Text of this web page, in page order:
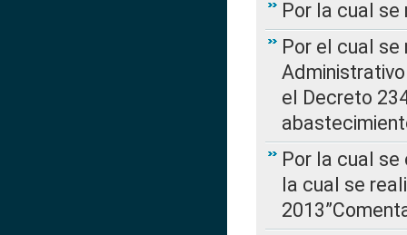
Por la cual se
Por el cual
el Decreto
Por la cual se
la cual se